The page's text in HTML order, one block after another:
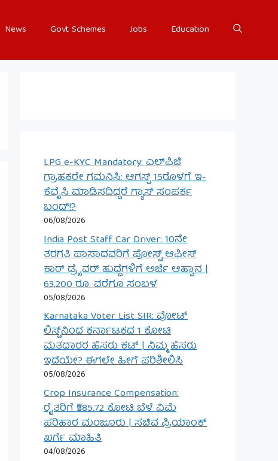
News Govt Schemes Jobs Education
LPG e-KYC Mandatory: ಎಲ್‌ಪಿಜಿ
ಗ್ರಾಹಕರೇ ಗಮನಿಸಿ: ಆಗಸ್ಟ್ 15ರೊಳಗೆ ಇ-
ಕೆವೈಸಿ ಮಾಡಿಸದಿದ್ದರೆ ಗ್ಯಾಸ್ ಸಂಪರ್ಕ
ಬಂದ್!?
06/08/2026
India Post Staff Car Driver: 10ನೇ
ತರಗತಿ ಪಾಸಾದವರಿಗೆ ಪೋಸ್ಟ್ ಆಫೀಸ್
ಕಾರ್ ಡ್ರೈವರ್ ಹುದ್ದೆಗಳಿಗೆ ಅರ್ಜಿ ಆಹ್ವಾನ |
63,200 ರೂ. ವರೆಗೂ ಸಂಬಳ
05/08/2026
Karnataka Voter List SIR: ವೋಟ್
ಲಿಸ್ಟ್‌ನಿಂದ ಕರ್ನಾಟಕದ 1 ಕೋಟಿ
ಮತದಾರರ ಹೆಸರು ಕಟ್ | ನಿಮ್ಮ ಹೆಸರು
ಇದೆಯೇ? ಈಗಲೇ ಹೀಗೆ ಪರಿಶೀಲಿಸಿ
05/08/2026
Crop Insurance Compensation:
ರೈತರಿಗೆ ₹585.72 ಕೋಟಿ ಬೆಳೆ ವಿಮೆ
ಪರಿಹಾರ ಮಂಜೂರು | ಸಚಿವ ಪ್ರಿಯಾಂಕ್
ಖರ್ಗೆ ಮಾಹಿತಿ
04/08/2026